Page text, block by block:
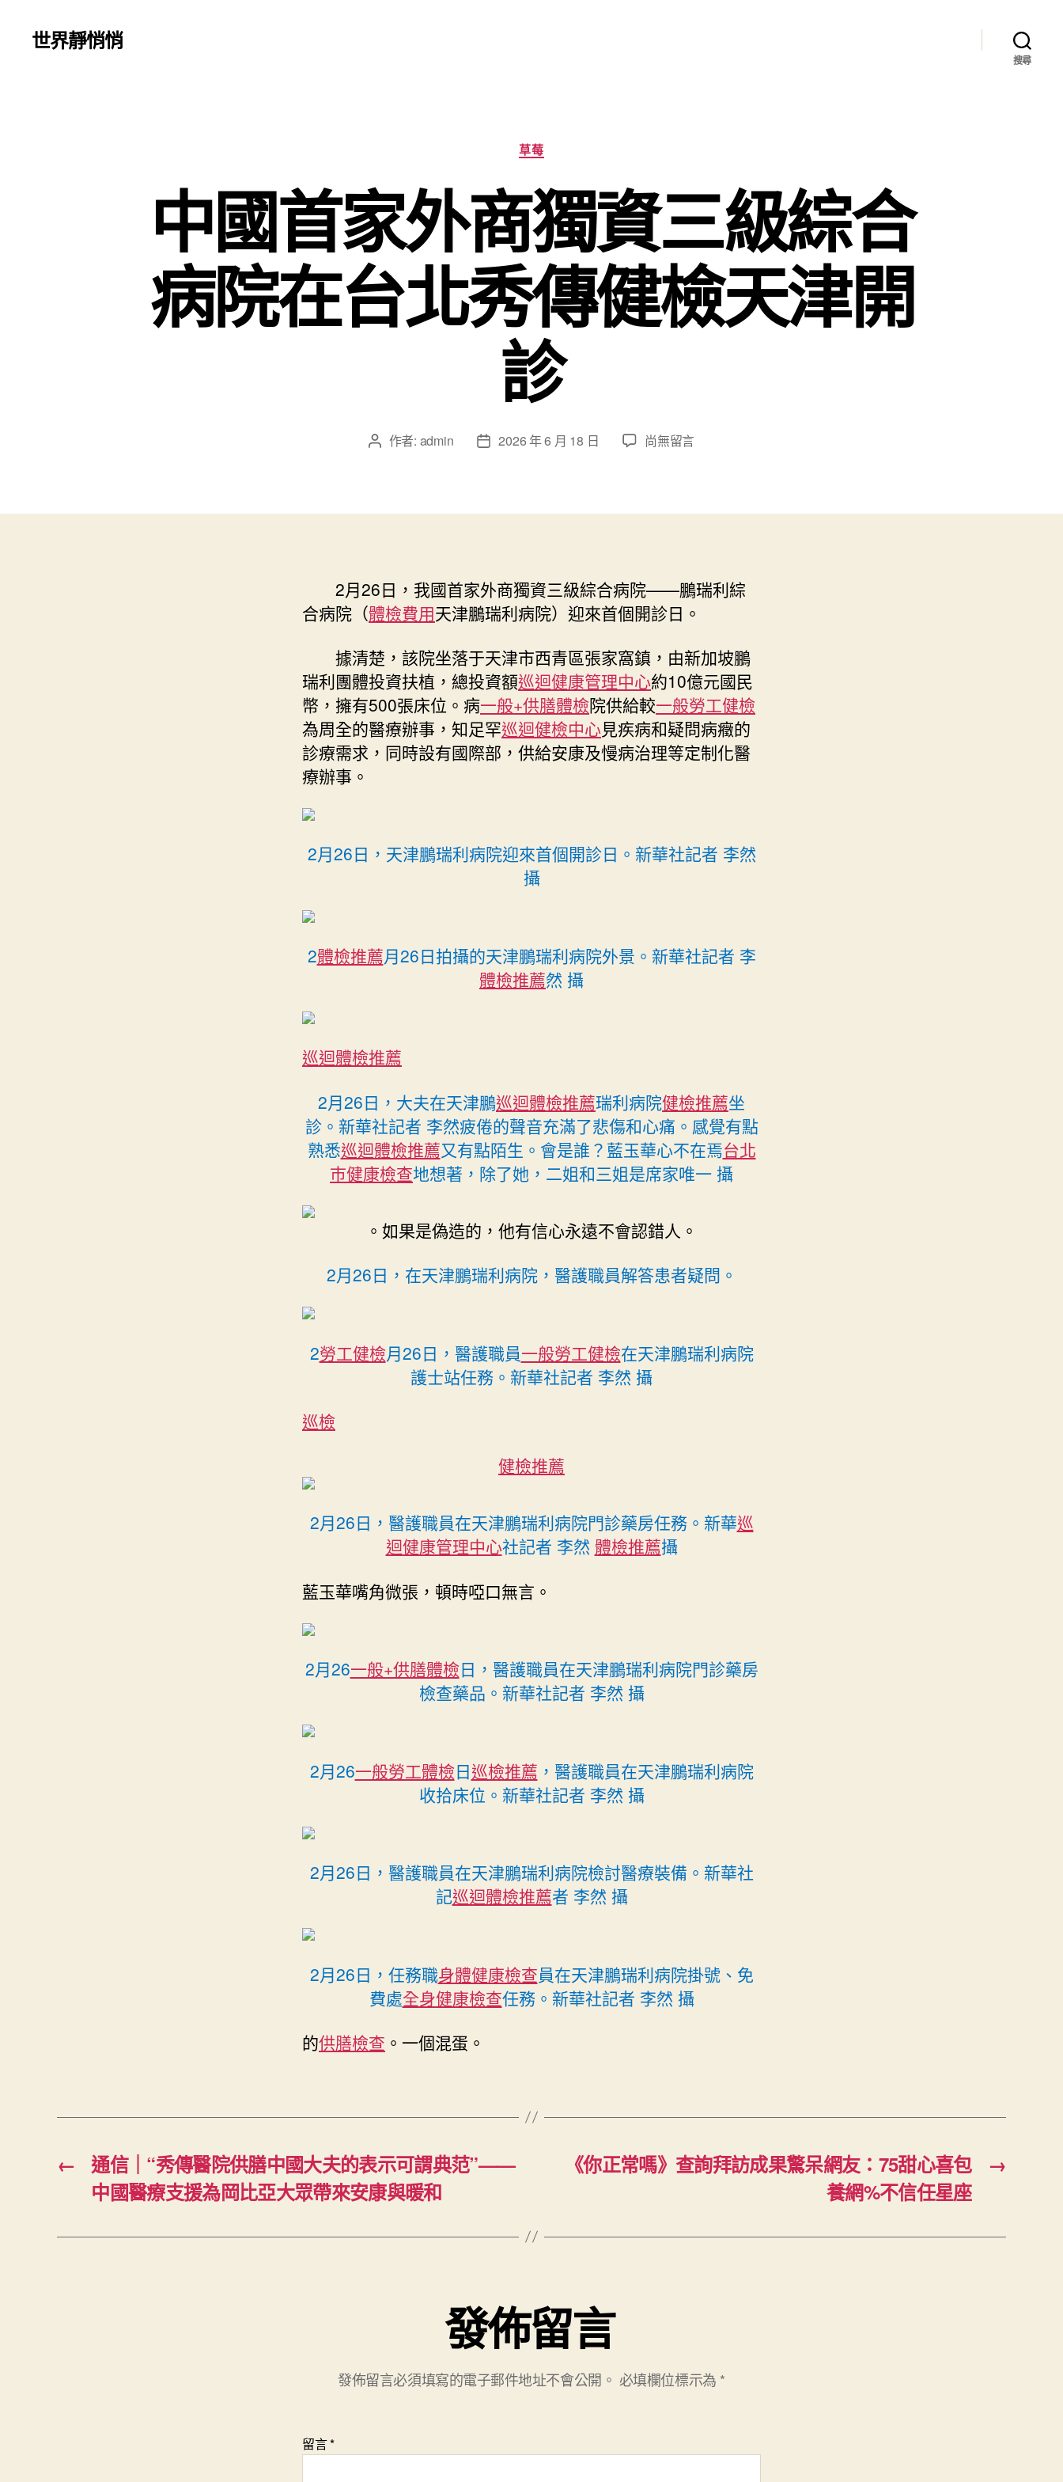
世界靜悄悄
搜尋
分
類
草莓
中國首家外商獨資三級綜合
病院在台北秀傳健檢天津開
診
文 作者: admin
文
日
2026 年 6 月 18 日
在
家
資
三
綜
合
病
院
在
台
北
天
尚無留言
2月26日，我國首家外商獨資三級綜合病院——鵬瑞利綜
合病院（體檢費用天津鵬瑞利病院）迎來首個開診日。
據清楚，該院坐落于天津市西青區張家窩鎮，由新加坡鵬
瑞利團體投資扶植，總投資額巡迴健康管理中心約10億元國民
幣，擁有500張床位。病一般+供膳體檢院供給較一般勞工健檢
為周全的醫療辦事，知足罕巡迴健檢中心見疾病和疑問病癥的
診療需求，同時設有國際部，供給安康及慢病治理等定制化醫
療辦事。
2月26日，天津鵬瑞利病院迎來首個開診日。新華社記者 李然
攝
2體檢推薦月26日拍攝的天津鵬瑞利病院外景。新華社記者 李
體檢推薦然 攝
巡迴體檢推薦
2月26日，大夫在天津鵬巡迴體檢推薦瑞利病院健檢推薦坐
診。新華社記者 李然疲倦的聲音充滿了悲傷和心痛。感覺有點
熟悉巡迴體檢推薦又有點陌生。會是誰？藍玉華心不在焉台北
巿健康檢查地想著，除了她，二姐和三姐是席家唯一 攝
。如果是偽造的，他有信心永遠不會認錯人。
2月26日，在天津鵬瑞利病院，醫護職員解答患者疑問。
2勞工健檢月26日，醫護職員一般勞工健檢在天津鵬瑞利病院
護士站任務。新華社記者 李然 攝
巡檢
健檢推薦
2月26日，醫護職員在天津鵬瑞利病院門診藥房任務。新華巡
迴健康管理中心社記者 李然 體檢推薦攝
藍玉華嘴角微張，頓時啞口無言。
2月26一般+供膳體檢日，醫護職員在天津鵬瑞利病院門診藥房
檢查藥品。新華社記者 李然 攝
2月26一般勞工體檢日巡檢推薦 ，醫護職員在天津鵬瑞利病院
收拾床位。新華社記者 李然 攝
2月26日，醫護職員在天津鵬瑞利病院檢討醫療裝備。新華社
記巡迴體檢推薦者 李然 攝
2月26日，任務職身體健康檢查員在天津鵬瑞利病院掛號、免
費處全身健康檢查任務。新華社記者 李然 攝
的供膳檢查 。一個混蛋。
←
通信｜“秀傳醫院供膳中國大夫的表示可謂典范”——
中國醫療支援為岡比亞大眾帶來安康與暖和
→
《你正常嗎》查詢拜訪成果驚呆網友：75甜心喜包
養網%不信任星座
發佈留言
發佈留言必須填寫的電子郵件地址不會公開。 必填欄位標示為 *
留言*